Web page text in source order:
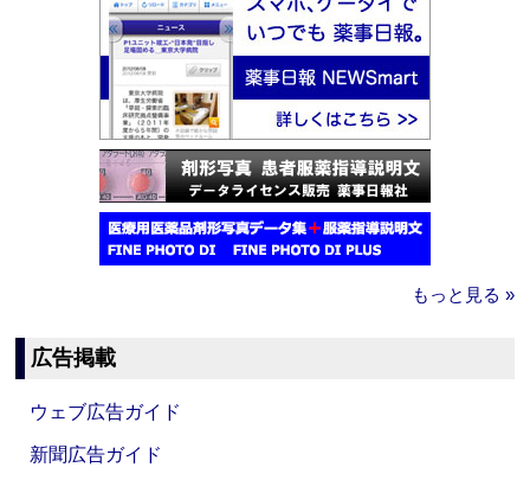
もっと見る »
広告掲載
ウェブ広告ガイド
新聞広告ガイド